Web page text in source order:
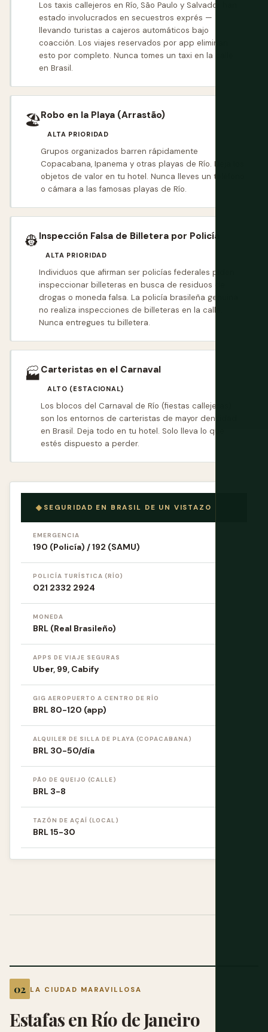
Los taxis callejeros en Río, São Paulo y Salvador han
estado involucrados en secuestros exprés —
llevando turistas a cajeros automáticos bajo
coacción. Los viajes reservados por app eliminan
esto por completo. Nunca tomes un taxi en la calle
en Brasil.
🏖Robo en la Playa (Arrastão)
ALTA PRIORIDAD
Grupos organizados barren rápidamente
Copacabana, Ipanema y otras playas de Río. Deja los
objetos de valor en tu hotel. Nunca lleves un teléfono
o cámara a las famosas playas de Río.
👷 Inspección Falsa de Billetera por Policía
ALTA PRIORIDAD
Individuos que afirman ser policías federales piden
inspeccionar billeteras en busca de residuos de
drogas o moneda falsa. La policía brasileña genuina
no realiza inspecciones de billeteras en la calle.
Nunca entregues tu billetera.
🏭Carteristas en el Carnaval
ALTO (ESTACIONAL)
Los blocos del Carnaval de Río (fiestas callejeras)
son los entornos de carteristas de mayor densidad
en Brasil. Deja todo en tu hotel. Solo lleva lo que
estés dispuesto a perder.
SEGURIDAD EN BRASIL DE UN VISTAZO
EMERGENCIA
190 (Policía) / 192 (SAMU)
POLICÍA TURÍSTICA (RÍO)
021 2332 2924
MONEDA
BRL (Real Brasileño)
APPS DE VIAJE SEGURAS
Uber, 99, Cabify
GIG AEROPUERTO A CENTRO DE RÍO
BRL 80-120 (app)
ALQUILER DE SILLA DE PLAYA (COPACABANA)
BRL 30-50/día
PÃO DE QUEIJO (CALLE)
BRL 3-8
TAZÓN DE AÇAÍ (LOCAL)
BRL 15-30
LA CIUDAD MARAVILLOSA
Estafas en Río de Janeiro